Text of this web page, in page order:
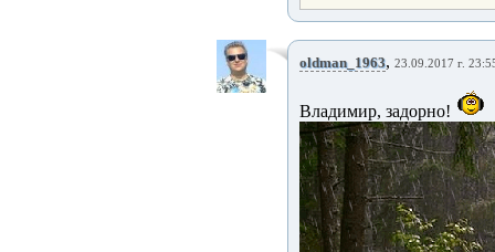
oldman_1963, 23.09.2017 г.
Владимир, задорно!